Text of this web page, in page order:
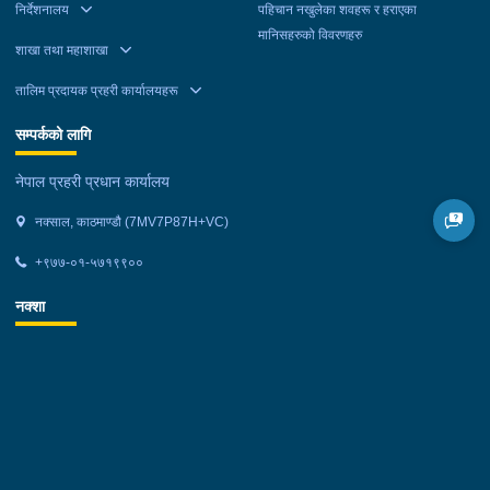
निर्देशनालय
शाखा तथा महाशाखा
तालिम प्रदायक प्रहरी कार्यालयहरू
पहिचान नखुलेका शवहरू र हराएका
मानिसहरुको विवरणहरु
सम्पर्कको लागि
नेपाल प्रहरी प्रधान कार्यालय
नक्साल, काठमाण्डौ (7MV7P87H+VC)
+९७७-०१-५७१९९००
नक्शा